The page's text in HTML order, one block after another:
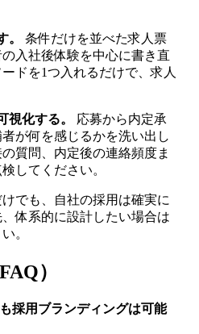
。
条件だけを並べた求人票
入社後体験を中心に書き直
ドを1つ入れるだけで、求人
視化する。
応募から内定承
が何を感じるかを洗い出し
質問、内定後の連絡頻度ま
してください。
でも、自社の採用は確実に
体系的に設計したい場合は
。
）
採用ブランディングは可能